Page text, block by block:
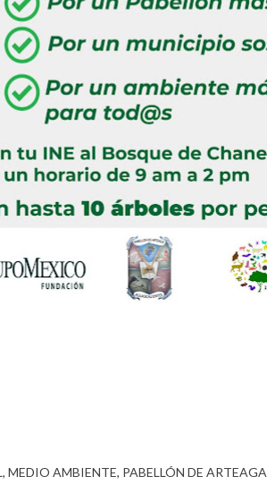
MEDIO AMBIENTE PABELLÓN DE ARTEAGA